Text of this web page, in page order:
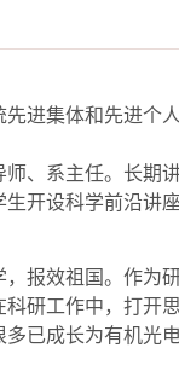
先进集体和先进个
、系主任。长期
开设科学前沿讲座
报效祖国。作为
研工作中，打开
已成长为有机光